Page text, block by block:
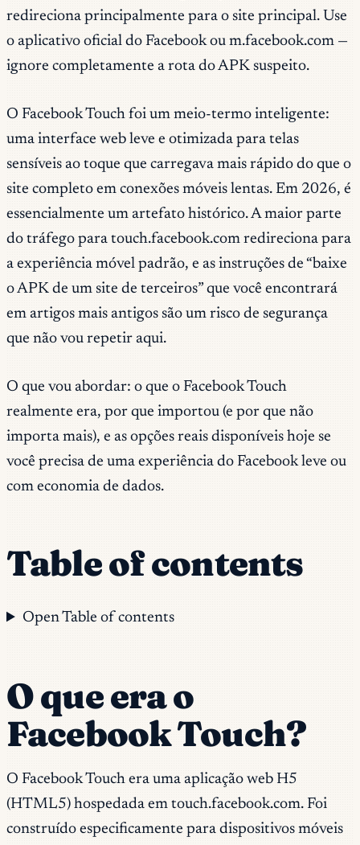
redireciona principalmente para o site principal. Use
o aplicativo oficial do Facebook ou m.facebook.com —
ignore completamente a rota do APK suspeito.
O Facebook Touch foi um meio-termo inteligente:
uma interface web leve e otimizada para telas
sensíveis ao toque que carregava mais rápido do que o
site completo em conexões móveis lentas. Em 2026, é
essencialmente um artefato histórico. A maior parte
do tráfego para touch.facebook.com redireciona para
a experiência móvel padrão, e as instruções de “baixe
o APK de um site de terceiros” que você encontrará
em artigos mais antigos são um risco de segurança
que não vou repetir aqui.
O que vou abordar: o que o Facebook Touch
realmente era, por que importou (e por que não
importa mais), e as opções reais disponíveis hoje se
você precisa de uma experiência do Facebook leve ou
com economia de dados.
Table of contents
Open Table of contents
O que era o
Facebook Touch?
O Facebook Touch era uma aplicação web H5
(HTML5) hospedada em touch.facebook.com. Foi
construído especificamente para dispositivos móveis